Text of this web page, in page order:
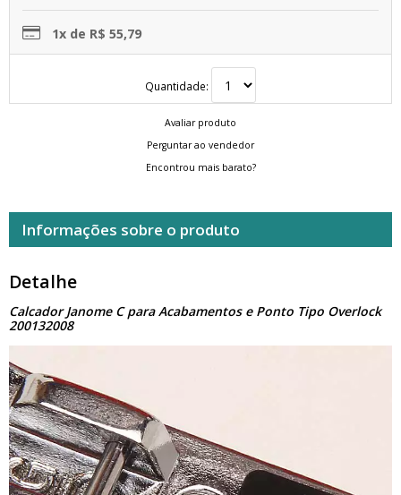
1x de R$ 55,79
Quantidade:
Avaliar produto
Perguntar ao vendedor
Encontrou mais barato?
Informações sobre o produto
Detalhe
Calcador Janome C para Acabamentos e Ponto Tipo Overlock
200132008